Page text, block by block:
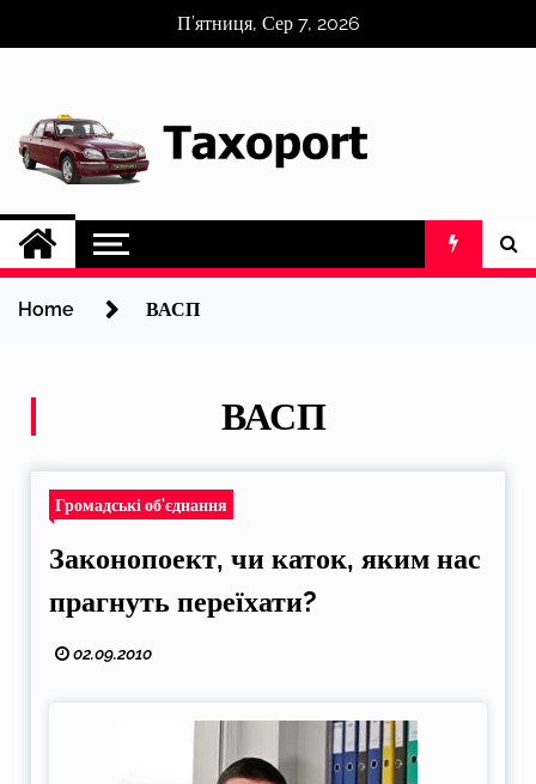
П’ятниця, Сер 7, 2026
Home ВАСП
ВАСП
Громадські об'єднання
Законопоект, чи каток, яким нас
прагнуть переїхати?
02.09.2010